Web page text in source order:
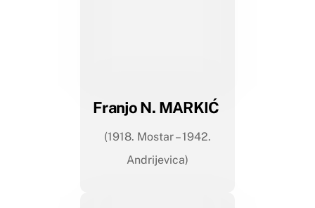
Franjo N. MARKIĆ
(1918. Mostar – 1942.
Andrijevica)